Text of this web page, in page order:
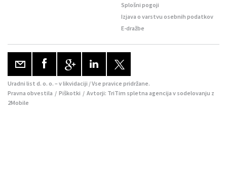
Splošni pogoji
Izjava o varstvu osebnih podatkov
E-dražbe
Uradni list d. o. o. – v likvidaciji / Vse pravice pridržane.
Pravna obvestila / Piškotki / Avtorji: TriTim spletna agencija v sodelovanju z
2Mobile